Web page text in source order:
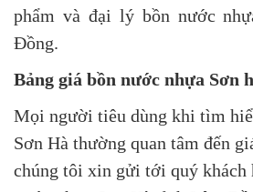
phẩm và đại lý bồn nước
Đồng.
Bảng giá bồn nước nhựa Sơn
Mọi người tiêu dùng khi tìm
Sơn Hà thường quan tâm đến
chúng tôi xin gửi tới quý khách